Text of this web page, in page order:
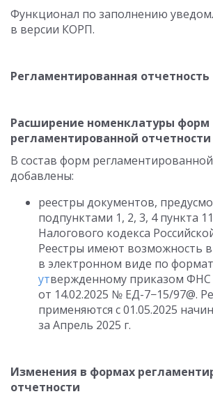
Функционал по заполнению
в версии КОРП.
Регламентированная отчетность
Расширение номенклатуры форм
регламентированной отчетности
В состав форм
добавлены:
реестры документов,
подпунктами 1, 2, 3, 4 пункта
Налогового кодекса
Реестры имеют возможность
в электронном виде по
утвержденному приказом ФНС
от 14.02.2025 № ЕД-7−15/97@.
применяются с 01.05.2025
за Апрель 2025 г.
Изменения в формах
отчетности